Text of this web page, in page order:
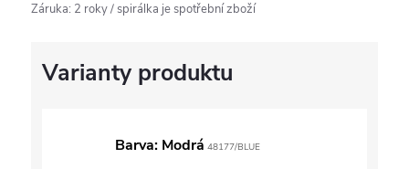
Záruka: 2 roky / spirálka je spotřební zboží
Barva: Modrá 48177/BLUE